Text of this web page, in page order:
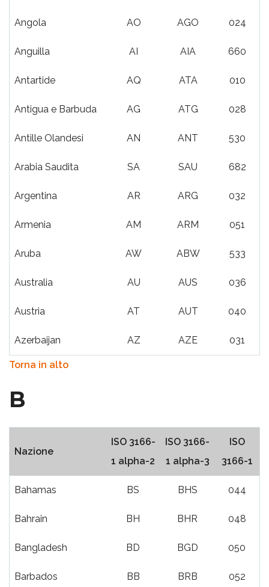
Angola AO AGO 024
Anguilla AI AIA 660
Antartide AQ ATA 010
Antigua e Barbuda AG ATG 028
Antille Olandesi AN ANT 530
Arabia Saudita SA SAU 682
Argentina AR ARG 032
Armenia AM ARM 051
Aruba AW ABW 533
Australia AU AUS 036
Austria AT AUT 040
Azerbaijan AZ AZE 031
Torna in alto
B
Nazione
ISO 3166-
1 alpha-2
ISO 3166-
1 alpha-3
ISO
3166-1
Bahamas BS BHS 044
Bahrain BH BHR 048
Bangladesh BD BGD 050
Barbados BB BRB 052